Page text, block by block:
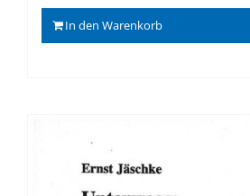
In den Warenkorb